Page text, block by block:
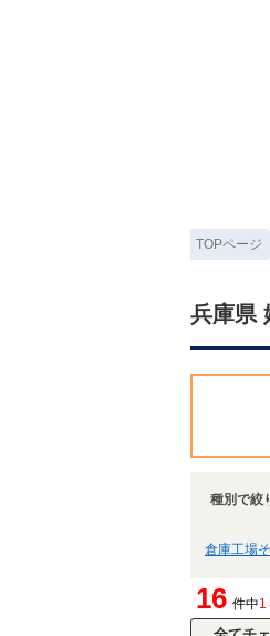
TOPページ
兵庫県
種別で絞
倉庫工場
16 件中1